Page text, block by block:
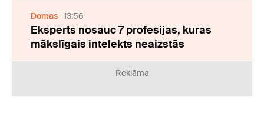
Domas 13:56
Eksperts nosauc 7 profesijas, kuras
mākslīgais intelekts neaizstās
Reklāma